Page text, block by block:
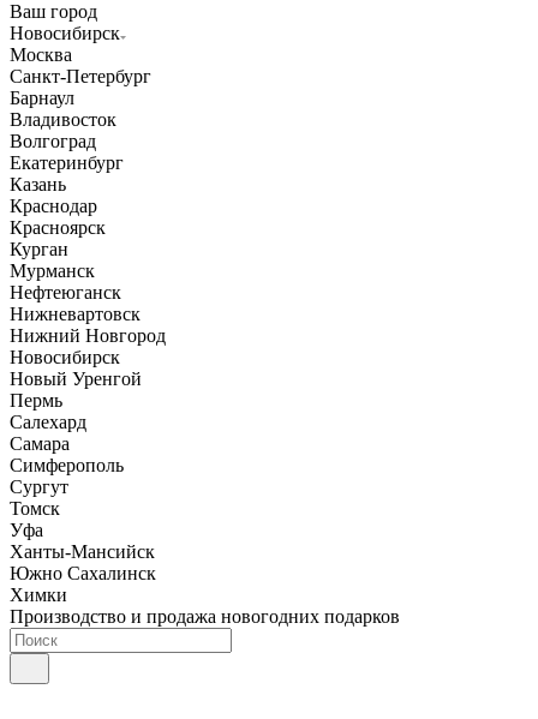
Ваш город
Новосибирск
Москва
Санкт-Петербург
Барнаул
Владивосток
Волгоград
Екатеринбург
Казань
Краснодар
Красноярск
Курган
Мурманск
Нефтеюганск
Нижневартовск
Нижний Новгород
Новосибирск
Новый Уренгой
Пермь
Салехард
Самара
Симферополь
Сургут
Томск
Уфа
Ханты-Мансийск
Южно Сахалинск
Химки
Производство и продажа новогодних подарков